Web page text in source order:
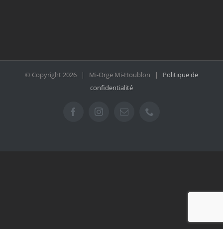
© Copyright2026 | Mi-Orge Mi-Houblon | Politique de
confidentialité
FacebookInstagramEmail